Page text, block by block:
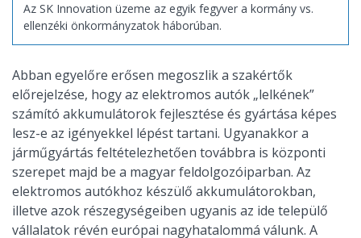
Az SK Innovation üzeme az egyik fegyver a kormány vs.
ellenzéki önkormányzatok háborúban.
Abban egyelőre erősen megoszlik a szakértők
előrejelzése, hogy az elektromos autók „lelkének”
számító akkumulátorok fejlesztése és gyártása képes
lesz-e az igényekkel lépést tartani. Ugyanakkor a
járműgyártás feltételezhetően továbbra is központi
szerepet majd be a magyar feldolgozóiparban. Az
elektromos autókhoz készülő akkumulátorokban,
illetve azok részegységeiben ugyanis az ide települő
vállalatok révén európai nagyhatalommá válunk. A